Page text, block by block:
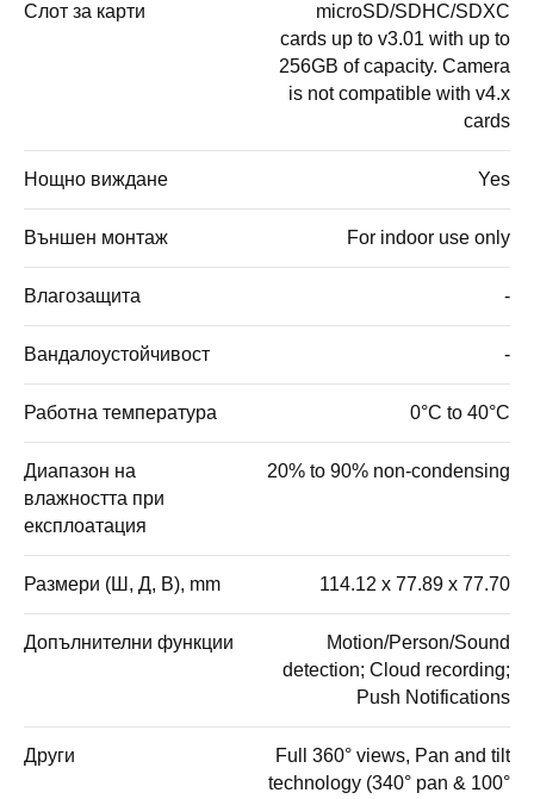
Слот за карти
microSD/SDHC/SDXC
cards up to v3.01 with up to
256GB of capacity. Camera
is not compatible with v4.x
cards
Нощно виждане Yes
Външен монтаж For indoor use only
Влагозащита -
Вандалоустойчивост -
Работна температура 0°C to 40°C
Диапазон на
влажността при
експлоатация
20% to 90% non-condensing
Размери (Ш, Д, В), mm 114.12 x 77.89 x 77.70
Допълнителни функции
Motion/Person/Sound
detection; Cloud recording;
Push Notifications
Други
Full 360° views, Pan and tilt
technology (340° pan & 100°